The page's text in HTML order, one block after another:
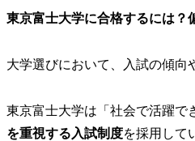
東京富士大学に合格するには？
大学選びにおいて、入試の傾向
東京富士大学は「社会で活躍で
を重視する入試制度を採用して